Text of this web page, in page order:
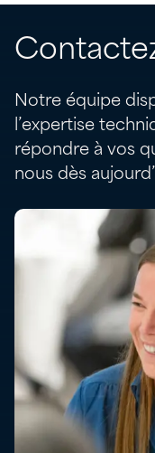
Notre équipe
l’expertise
répondre à vos
nous dès